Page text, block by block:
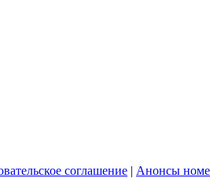
соглашение | Анонсы